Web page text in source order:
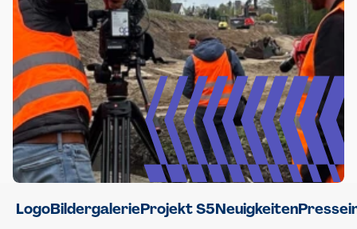
LogoBildergalerieProjekt S5Neuigkeiten